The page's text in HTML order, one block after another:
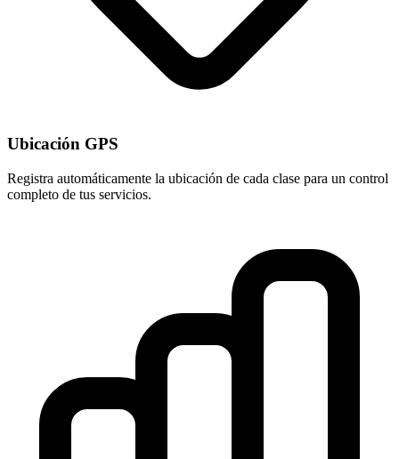
Ubicación GPS
Registra automáticamente la ubicación de cada clase para un control
completo de tus servicios.